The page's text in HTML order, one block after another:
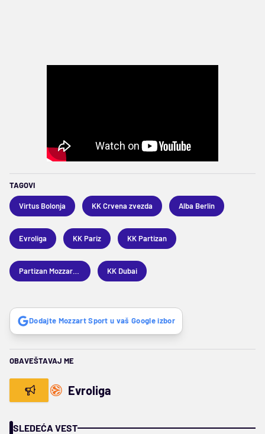
TAGOVI
Virtus Bolonja KK Crvena zvezda Alba Berlin
Evroliga KK Pariz KK Partizan
KK Dubai
Dodajte Mozzart Sport u vaš Google izbor
OBAVEŠTAVAJ ME
Evroliga
SLEDEĆA VEST